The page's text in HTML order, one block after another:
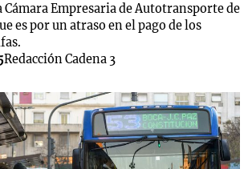
Empresaria de Autotransporte de
es por un atraso en el pago de los
Redacción Cadena 3